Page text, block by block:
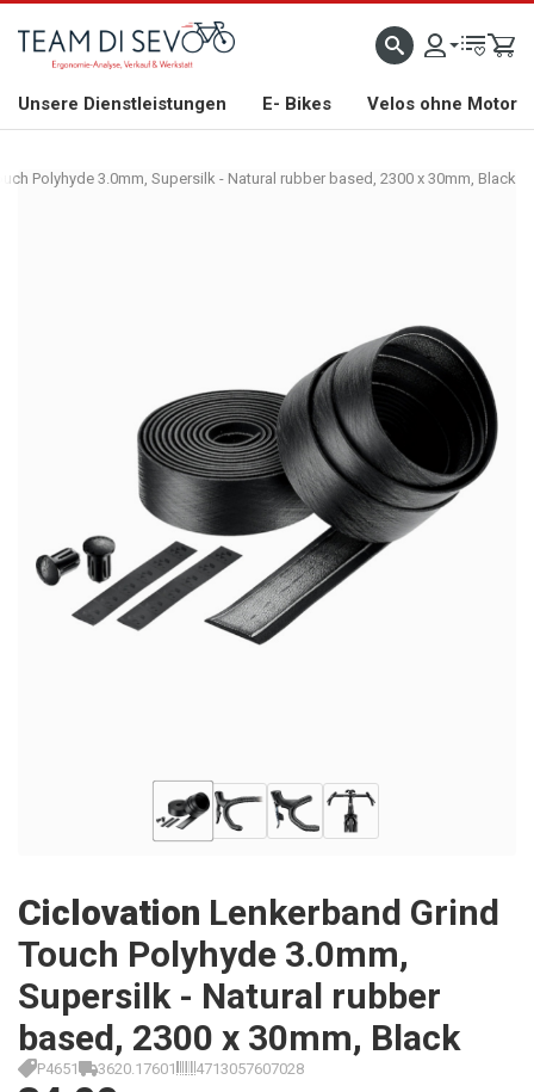
WILLKOMMEN GROSSE AUSWAHL AN RENNRÄDERN, GRAVEL, E-BIKES UND
Unsere Dienstleistungen E- Bikes Velos ohne Motor
Polyhyde 3.0mm, Supersilk - Natural rubber based, 2300 x 30mm, Black
Ciclovation Lenkerband Grind
Touch Polyhyde 3.0mm,
Supersilk - Natural rubber
based, 2300 x 30mm, Black
P4651 3620.17601 4713057607028